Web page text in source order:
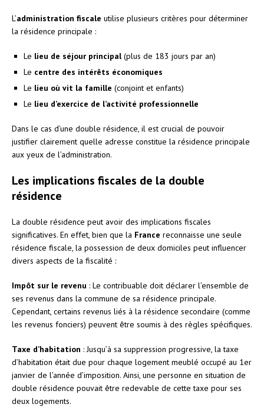
L’administration fiscale utilise plusieurs critères pour déterminer
la résidence principale :
Le lieu de séjour principal(plus de 183 jours par an)
Le centre des intérêts économiques
Le lieu où vit la famille (conjoint et enfants)
Le lieu d’exercice de l’activité professionnelle
Dans le cas d’une double résidence, il est crucial de pouvoir
justifier clairement quelle adresse constitue la résidence principale
aux yeux de l’administration.
Les implications fiscales de la double
résidence
La double résidence peut avoir des implications fiscales
significatives. En effet, bien que la France reconnaisse une seule
résidence fiscale, la possession de deux domiciles peut influencer
divers aspects de la fiscalité :
Impôt sur le revenu : Le contribuable doit déclarer l’ensemble de
ses revenus dans la commune de sa résidence principale.
Cependant, certains revenus liés à la résidence secondaire (comme
les revenus fonciers) peuvent être soumis à des règles spécifiques.
Taxe d’habitation : Jusqu’à sa suppression progressive, la taxe
d’habitation était due pour chaque logement meublé occupé au 1er
janvier de l’année d’imposition. Ainsi, une personne en situation de
double résidence pouvait être redevable de cette taxe pour ses
deux logements.